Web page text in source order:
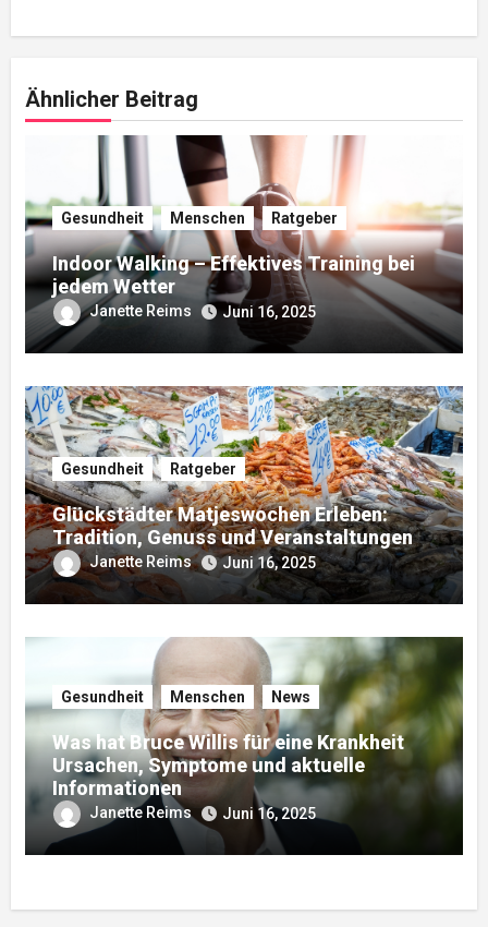
Ähnlicher Beitrag
Gesundheit Menschen Ratgeber
Indoor Walking – Effektives Training bei
jedem Wetter
Janette Reims Juni 16, 2025
Gesundheit Ratgeber
Glückstädter Matjeswochen Erleben:
Tradition, Genuss und Veranstaltungen
Janette Reims Juni 16, 2025
Gesundheit Menschen News
Was hat Bruce Willis für eine Krankheit
Ursachen, Symptome und aktuelle
Informationen
Janette Reims Juni 16, 2025